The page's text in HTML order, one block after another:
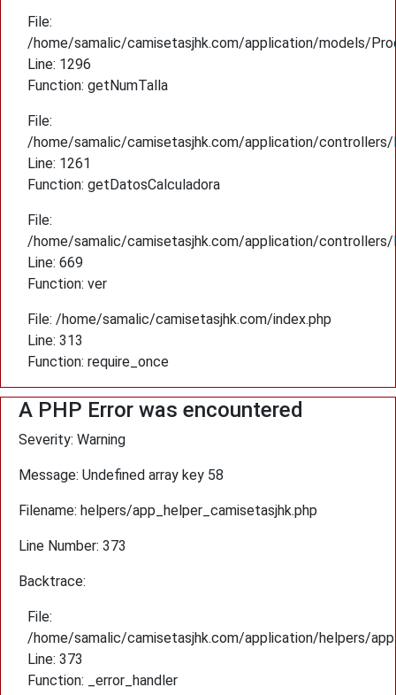
File:
/home/samalic/camisetasjhk.com/application/models/
Line: 1296
Function: getNumTalla
File:
/home/samalic/camisetasjhk.com/application/controllers/
Line: 1261
Function: getDatosCalculadora
File:
/home/samalic/camisetasjhk.com/application/controllers/
Line: 669
Function: ver
File: /home/samalic/camisetasjhk.com/index.php
Line: 313
Function: require_once
A PHP Error was encountered
Severity: Warning
Message: Undefined array key 58
Filename: helpers/app_helper_camisetasjhk.php
Line Number: 373
Backtrace:
File:
/home/samalic/camisetasjhk.com/application/helpers/
Line: 373
Function: _error_handler